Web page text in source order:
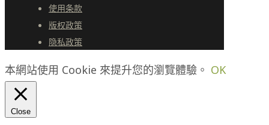
使用条款
版权政策
隐私政策
本網站使用 Cookie 來提升您的瀏覽體驗。 OK
Close